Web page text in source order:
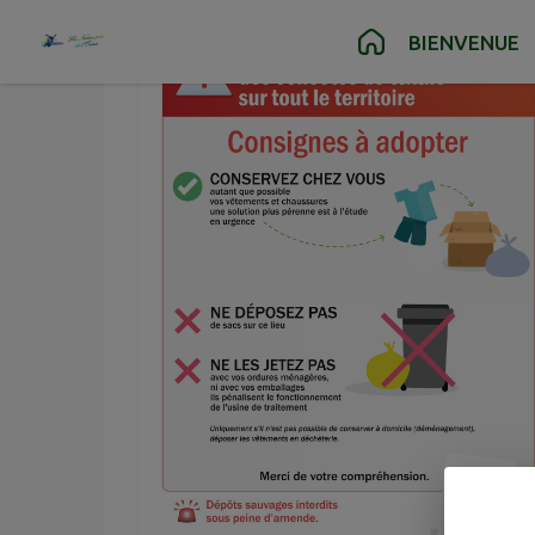
Contenu Pied de pageBIENVENUE